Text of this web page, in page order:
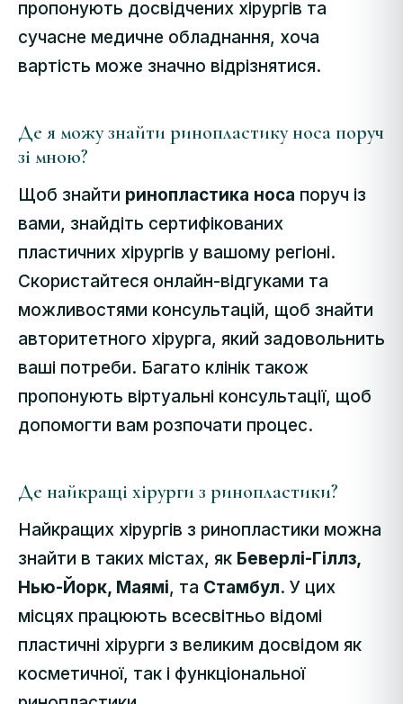
пропонують досвідчених хірургів та
сучасне медичне обладнання, хоча
вартість може значно відрізнятися.
Де я можу знайти ринопластику носа поруч
зі мною?
Щоб знайти ринопластика носа поруч із
вами, знайдіть сертифікованих
пластичних хірургів у вашому регіоні.
Скористайтеся онлайн-відгуками та
можливостями консультацій, щоб знайти
авторитетного хірурга, який задовольнить
ваші потреби. Багато клінік також
пропонують віртуальні консультації, щоб
допомогти вам розпочати процес.
Де найкращі хірурги з ринопластики?
Найкращих хірургів з ринопластики можна
знайти в таких містах, як Беверлі-Гіллз,
Нью-Йорк, Маямі, та Стамбул. У цих
місцях працюють всесвітньо відомі
пластичні хірурги з великим досвідом як
косметичної, так і функціональної